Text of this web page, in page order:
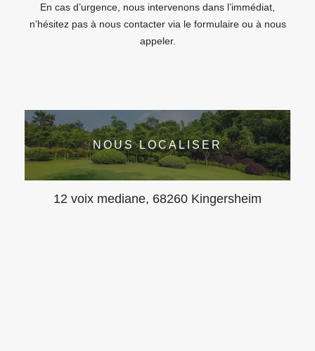
En cas d’urgence, nous intervenons dans l’immédiat,
n’hésitez pas à nous contacter via le formulaire ou à nous
appeler.
NOUS LOCALISER
12 voix mediane, 68260 Kingersheim